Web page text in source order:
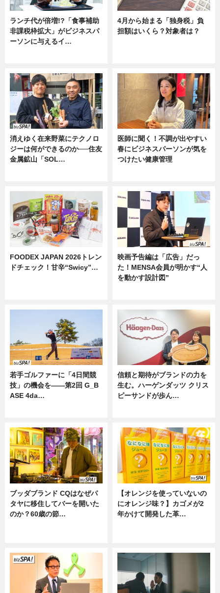
ランチ代が倍増!?「食事補助
非課税枠拡大」がビジネスパ
ーソンに与えるイ…
4月から始まる「独身税」負
担額はいくら？対象者は？
消えゆく在来野菜にテクノロ
ジーは何ができるのか──住友
金属鉱山「SOL…
医師に聞く！不調が出やすい
春にビジネスパーソンが気を
つけたい健康管理
FOODEX JAPAN 2026トレン
ドチェック！甘辛“Swicy”…
映画予告編は「広告」だっ
た！MENSA会員が明かす“人
を動かす設計図”
若手ゴルファーに「4日間競
技」の機会を——第2回 G_B
ASE 4da…
信頼と期待がブランドの力を
生む。ハーゲンダッツ クリス
ピーサンドが歩ん…
ブッダブランド CQはなぜパ
タヤに移住してバーを開いた
のか？60歳の節…
【オレンジを使っていないの
にオレンジ味？】カゴメが2
年かけて開発した革…